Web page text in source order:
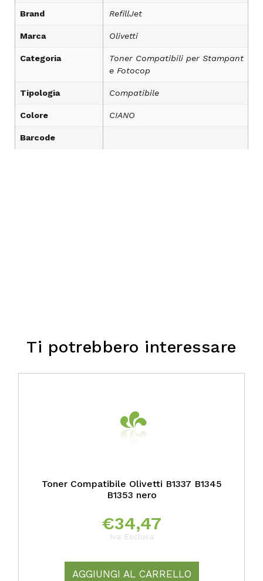
Brand RefillJet
Marca Olivetti
Categoria
Toner Compatibili per Stampant
e Fotocop
Tipologia Compatibile
Colore CIANO
Barcode
Ti potrebbero interessare
Toner Compatibile Olivetti B1337 B1345
B1353 nero
€34,47
Iva Esclusa
AGGIUNGI AL CARRELLO